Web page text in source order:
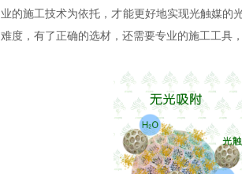
业的施工技术为依托，才能更好地实现光触媒的
难度，有了正确的选材，还需要专业的施工工具